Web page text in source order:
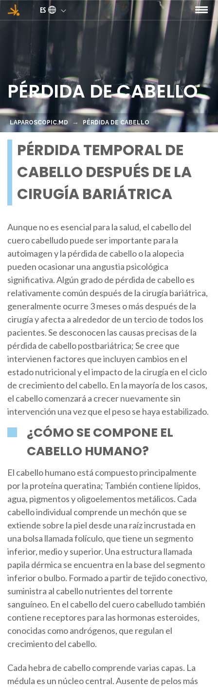
Pasar al contenido principal
ES
PÉRDIDA DE CABELLO
LAPAROSCOPIC.MD PÉRDIDA DE CABELLO
PÉRDIDA TEMPORAL DE
CABELLO DESPUÉS DE LA
CIRUGÍA BARIÁTRICA
Aunque no es esencial para la salud, el cabello del
cuero cabelludo puede ser importante para la
autoimagen y la pérdida de cabello o la alopecia
pueden ocasionar una angustia psicológica
significativa. Algún grado de pérdida de cabello es
relativamente común después de la cirugía bariátrica,
generalmente ocurre 3 meses o más después de la
cirugía y afecta a alrededor de un tercio de todos los
pacientes. Se desconocen las causas precisas de la
pérdida de cabello postbariátrica; Se cree que
intervienen factores que incluyen cambios en el
estado nutricional y el impacto de la cirugía en el ciclo
de crecimiento del cabello. En la mayoría de los casos,
el cabello comenzará a crecer nuevamente sin
intervención una vez que el peso se haya estabilizado.
¿CÓMO SE COMPONE EL
CABELLO HUMANO?
El cabello humano está compuesto principalmente
por la proteína queratina; También contiene lípidos,
agua, pigmentos y oligoelementos metálicos. Cada
cabello individual comprende un mechón que se
extiende sobre la piel desde una raíz incrustada en
una bolsa llamada folículo, que tiene un segmento
inferior, medio y superior. Una estructura llamada
papila dérmica se encuentra en la base del segmento
inferior o bulbo. Formado a partir de tejido conectivo,
suministra al cabello nutrientes del torrente
sanguíneo. En el cabello del cuero cabelludo también
contiene receptores para las hormonas esteroides,
conocidas como andrógenos, que regulan el
crecimiento del cabello.
Cada hebra de cabello comprende varias capas. La
médula es un núcleo central. Ausente de pelos más